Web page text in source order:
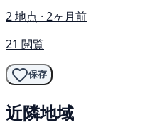
2 地点 · 2ヶ月前
21 閲覧
保存
近隣地域